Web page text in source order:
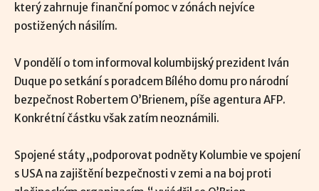
který zahrnuje finanční pomoc v zónách nejvíce
postižených násilím.
V pondělí o tom informoval kolumbijský prezident Iván
Duque po setkání s poradcem Bílého domu pro národní
bezpečnost Robertem O’Brienem, píše agentura AFP.
Konkrétní částku však zatím neoznámili.
Spojené státy „podporovat podněty Kolumbie ve spojení
s USA na zajištění bezpečnosti v zemi a na boj proti